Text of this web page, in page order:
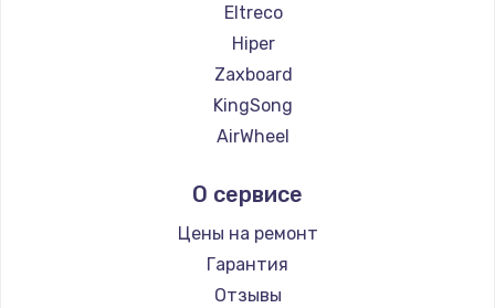
Eltreco
Hiper
Zaxboard
KingSong
AirWheel
Hunter
Shorner
Joyor
Minimotors
О сервисе
Цены на ремонт
Гарантия
Отзывы